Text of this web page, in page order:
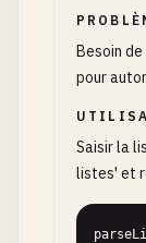
Besoin
pour
Saisir la
listes' et